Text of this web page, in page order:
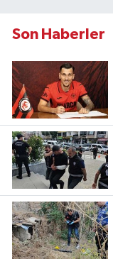
Son Haberler